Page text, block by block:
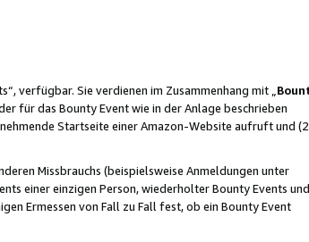
verfügbar. Sie verdienen im Zusammenhang mit „
für das Bounty Event wie in der Anlage beschrieben
Startseite einer Amazon-Website aufruft und
Missbrauchs (beispielsweise Anmeldungen unter
einer einzigen Person, wiederholter Bounty Events und
Ermessen von Fall zu Fall fest, ob ein Bounty Event